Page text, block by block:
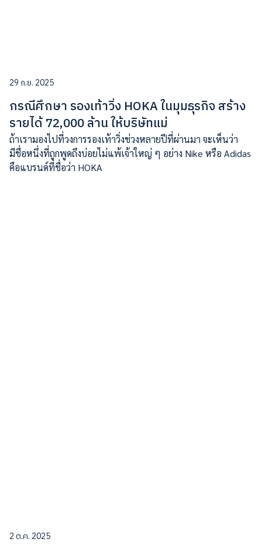
29 ก.ย. 2025
กรณีศึกษา รองเท้าวิ่ง HOKA ในมุมธุรกิจ สร้าง
รายได้ 72,000 ล้าน ให้บริษัทแม่
ถ้าเรามองไปที่วงการรองเท้าวิ่งช่วงหลายปีที่ผ่านมา จะเห็นว่า
มีชื่อหนึ่งที่ถูกพูดถึงบ่อยไม่แพ้เจ้าใหญ่ ๆ อย่าง Nike หรือ Adidas
คือแบรนด์ที่ชื่อว่า HOKA
2 ต.ค. 2025